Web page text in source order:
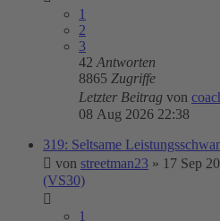
1
2
3
42 Antworten
8865 Zugriffe
Letzter Beitrag von
08 Aug 2026 22:38
319: Seltsame
von streetman23 » 17 Sep
(VS30)
1